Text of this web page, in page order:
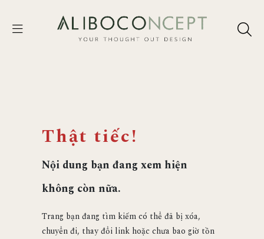
Thật tiếc!
Nội dung bạn đang xem hiện
không còn nữa.
Trang bạn đang tìm kiếm có thể đã bị xóa,
chuyển đi, thay đổi link hoặc chưa bao giờ tồn